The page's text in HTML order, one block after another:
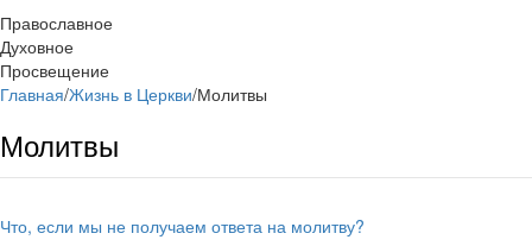
Православное
Духовное
Просвещение
Главная/Жизнь в Церкви/Молитвы
Молитвы
Что, если мы не получаем ответа на молитву?